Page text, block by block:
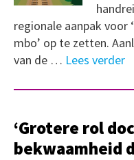
regionale aanpak voor
mbo’ op te zetten.
van de … Lees verder
‘Grotere rol
bekwaamheid